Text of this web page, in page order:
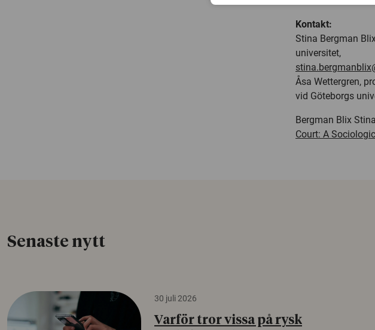
Kontakt:
Stina Bergman
universitet,
Åsa Wettergren,
vid Göteborgs
Bergman Blix
Court: A
Senaste nytt
30 juli 2026
Varför tror vissa på rysk